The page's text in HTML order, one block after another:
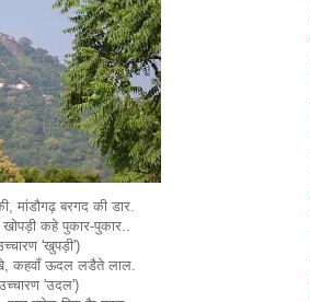
मांडौगढ़ बरगद की डार.
कहे पुकार-पुकार..
'खुपड़ी')
कहवाँ ऊदल लडैते लाल.
'उदल')